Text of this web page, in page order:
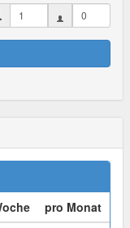
pro Monat